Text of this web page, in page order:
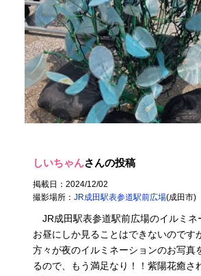
しいちゃんさんの投稿
掲載日：2024/12/02
撮影場所：JR成田駅表参道駅前広場(成田市)
JR成田駅表参道駅前広場のイルミネ
お昼にしか見ることはできないのです
方々が夜のイルミネーションのお写真
るので、もう満足なり！！紫陽花癒